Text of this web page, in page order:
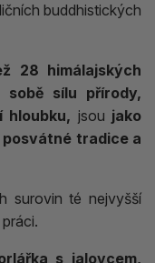
buddhistických
28 himálajských
sobě sílu přírody,
hloubku, jsou jako
tradice a
surovin té nejvyšší
s jalovcem,